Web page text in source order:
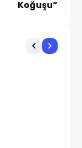
Koğuşu”